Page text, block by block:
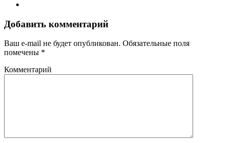
Добавить комментарий
Ваш e-mail не будет опубликован. Обязательные поля
помечены *
Комментарий